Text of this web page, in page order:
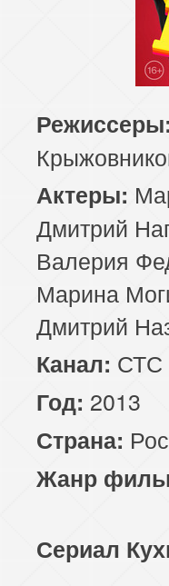
Режиссеры:
Актеры:
Дмитрий
Валерия
Марина
Дмитрий
Канал: СТС
Год: 2013
Страна:
Жанр
Сериал